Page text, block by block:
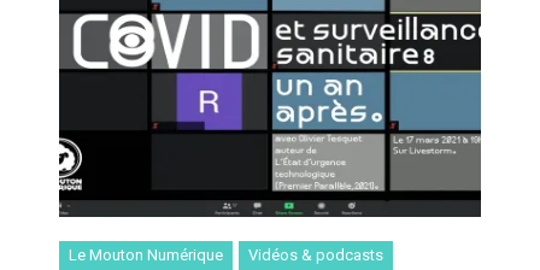
Le Mouton Numérique Vidéos & podcasts